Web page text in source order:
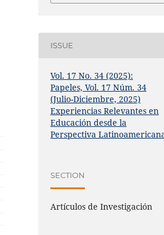
ISSUE
Vol. 17 No. 34 (2025):
Papeles, Vol. 17 Núm. 34
(Julio-Diciembre, 2025)
Experiencias Relevantes en
Educación desde la
Perspectiva
SECTION
Artículos de Investigación